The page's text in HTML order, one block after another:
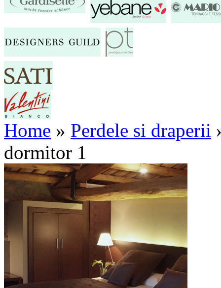
Home » Perdele si draperii
dormitor 1